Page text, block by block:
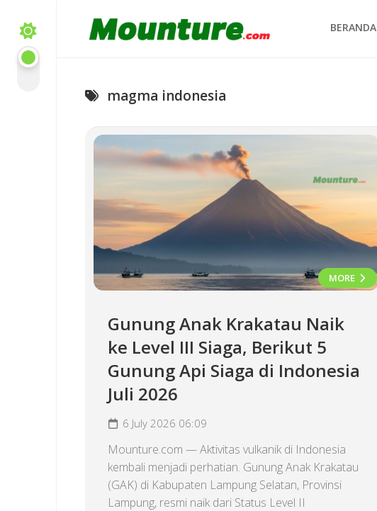
content
BERANDA
magma indonesia
MORE
Gunung Anak Krakatau Naik
ke Level III Siaga, Berikut 5
Gunung Api Siaga di Indonesia
Juli 2026
6 July 2026 06:09
Mounture.com — Aktivitas vulkanik di Indonesia
kembali menjadi perhatian. Gunung Anak Krakatau
(GAK) di Kabupaten Lampung Selatan, Provinsi
Lampung, resmi naik dari Status Level II